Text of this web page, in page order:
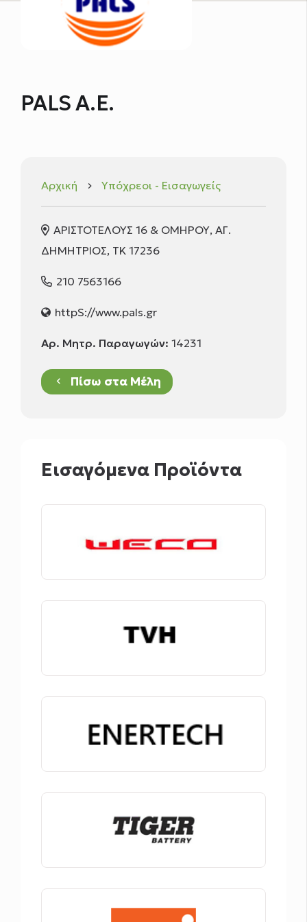
PALS A.E.
Αρχική keyboard_arrow_right Υπόχρεοι - Εισαγωγείς
ΑΡΙΣΤΟΤΕΛΟΥΣ 16 & ΟΜΗΡΟΥ, ΑΓ.
ΔΗΜΗΤΡΙΟΣ, TK 17236
210 7563166
httpS://www.pals.gr
Αρ. Μητρ. Παραγωγών: 14231
keyboard_arrow_left Πίσω στα Μέλη
Εισαγόμενα Προϊόντα